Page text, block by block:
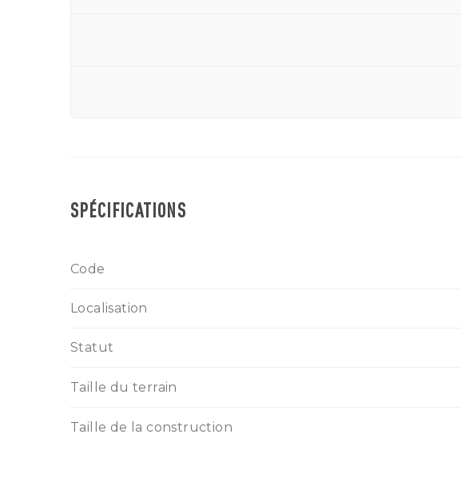
SPÉCIFICATIONS
Code
Localisation
Statut
Taille du terrain
Taille de la construction